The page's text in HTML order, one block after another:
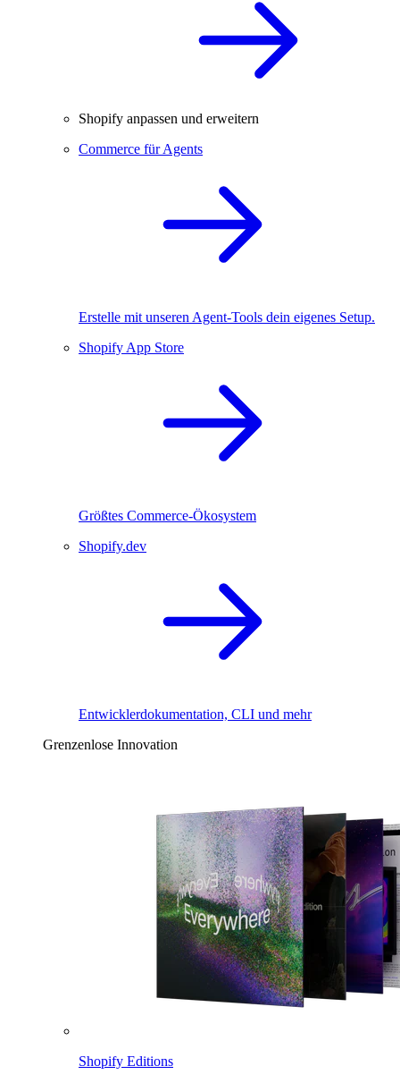
Shopify anpassen und erweitern
Commerce für Agents
Erstelle mit unseren Agent-Tools dein eigenes Setup.
Shopify App Store
Größtes Commerce-Ökosystem
Shopify.dev
Entwicklerdokumentation, CLI und mehr
Grenzenlose Innovation
Shopify Editions